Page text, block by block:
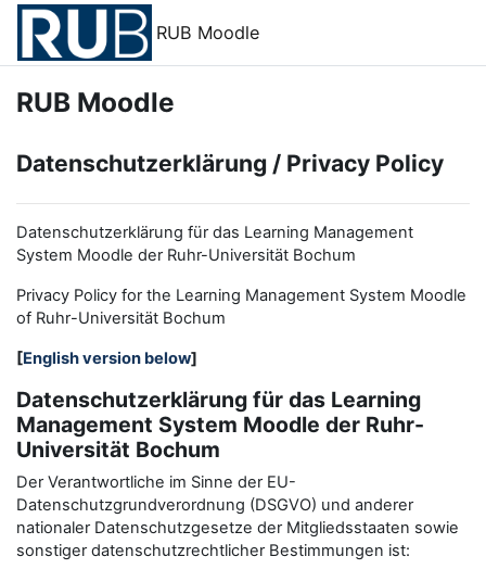
Passer au contenu principal
RUB Moodle
RUB Moodle
Datenschutzerklärung / Privacy Policy
Datenschutzerklärung für das Learning Management
System Moodle der Ruhr-Universität Bochum
Privacy Policy for the Learning Management System Moodle
of Ruhr-Universität Bochum
[English version below]
Datenschutzerklärung für das Learning
Management System Moodle der Ruhr-
Universität Bochum
Der Verantwortliche im Sinne der EU-
Datenschutzgrundverordnung (DSGVO) und anderer
nationaler Datenschutzgesetze der Mitgliedsstaaten sowie
sonstiger datenschutzrechtlicher Bestimmungen ist: